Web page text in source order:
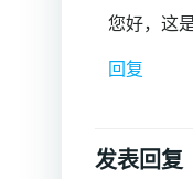
您好，这
回复
发表回复